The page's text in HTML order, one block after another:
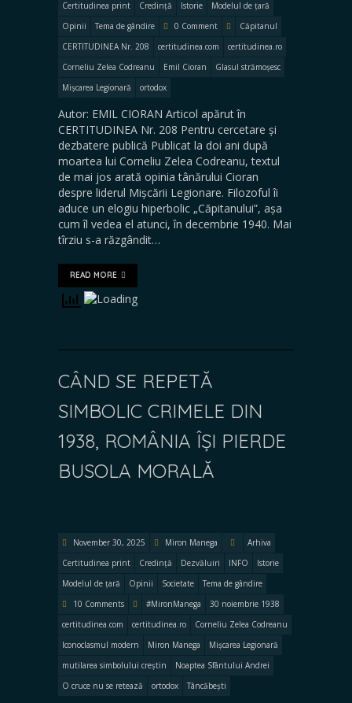
Certitudinea print
Credință Istorie
Modelul de țară
Opinii
Tema de gândire 0 Comment
Căpitanul
CERTITUDINEA Nr. 208
certitudinea.com
certitudinea.ro
Corneliu Zelea Codreanu
Emil Cioran
Glasul strămoșesc
Mișcarea Legionară
ortodox
Autor: EMIL CIORAN Articol apărut în
CERTITUDINEA Nr. 208 Pentru cercetare și
dezbatere publică Publicat la doi ani după
moartea lui Corneliu Zelea Codreanu, textul
de mai jos arată opinia tânărului Cioran
despre liderul Mișcării Legionare. Filozoful îi
aduce un elogiu hiperbolic „Căpitanului”, așa
cum îl vedea el atunci, în decembrie 1940. Mai
tîrziu s-a răzgândit…
READ MORE
CÂND SE REPETĂ
SIMBOLIC CRIMELE DIN
1938, ROMÂNIA ÎȘI PIERDE
BUSOLA MORALĂ
November 30, 2025 Miron Manega
Arhiva
Certitudinea print
Credință Dezvăluiri INFO
Istorie
Modelul de țară
Opinii Societate
Tema de gândire
10 Comments
#MironManega
30 noiembrie 1938
certitudinea.com
certitudinea.ro
Corneliu Zelea Codreanu
Iconoclasmul modern
Miron Manega
Mișcarea Legionară
mutilarea simbolului creștin
Noaptea Sfântului Andrei
O cruce nu se retează
ortodox Tâncăbești